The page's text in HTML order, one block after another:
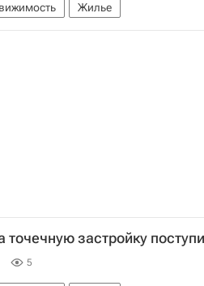
Жилье
точечную застройку
5